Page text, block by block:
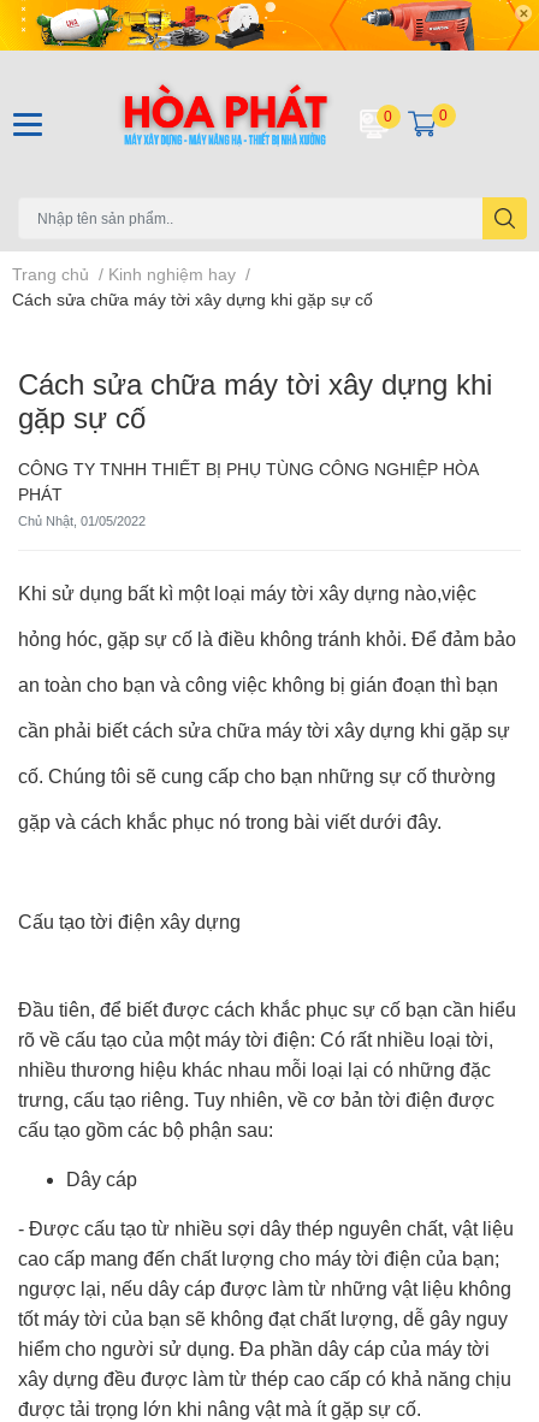
0 0
Trang chủ / Kinh nghiệm hay /
Cách sửa chữa máy tời xây dựng khi gặp sự cố
Cách sửa chữa máy tời xây dựng khi
gặp sự cố
CÔNG TY TNHH THIẾT BỊ PHỤ TÙNG CÔNG NGHIỆP HÒA
PHÁT
Chủ Nhật, 01/05/2022
Khi sử dụng bất kì một loại máy tời xây dựng nào,việc
hỏng hóc, gặp sự cố là điều không tránh khỏi. Để đảm bảo
an toàn cho bạn và công việc không bị gián đoạn thì bạn
cần phải biết cách sửa chữa máy tời xây dựng khi gặp sự
cố. Chúng tôi sẽ cung cấp cho bạn những sự cố thường
gặp và cách khắc phục nó trong bài viết dưới đây.
Cấu tạo tời điện xây dựng
Đầu tiên, để biết được cách khắc phục sự cố bạn cần hiểu
rõ về cấu tạo của một máy tời điện: Có rất nhiều loại tời,
nhiều thương hiệu khác nhau mỗi loại lại có những đặc
trưng, cấu tạo riêng. Tuy nhiên, về cơ bản tời điện được
cấu tạo gồm các bộ phận sau:
Dây cáp
- Được cấu tạo từ nhiều sợi dây thép nguyên chất, vật liệu
cao cấp mang đến chất lượng cho máy tời điện của bạn;
ngược lại, nếu dây cáp được làm từ những vật liệu không
tốt máy tời của bạn sẽ không đạt chất lượng, dễ gây nguy
hiểm cho người sử dụng. Đa phần dây cáp của máy tời
xây dựng đều được làm từ thép cao cấp có khả năng chịu
được tải trọng lớn khi nâng vật mà ít gặp sự cố.